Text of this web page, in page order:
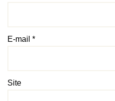
E-mail *
Site